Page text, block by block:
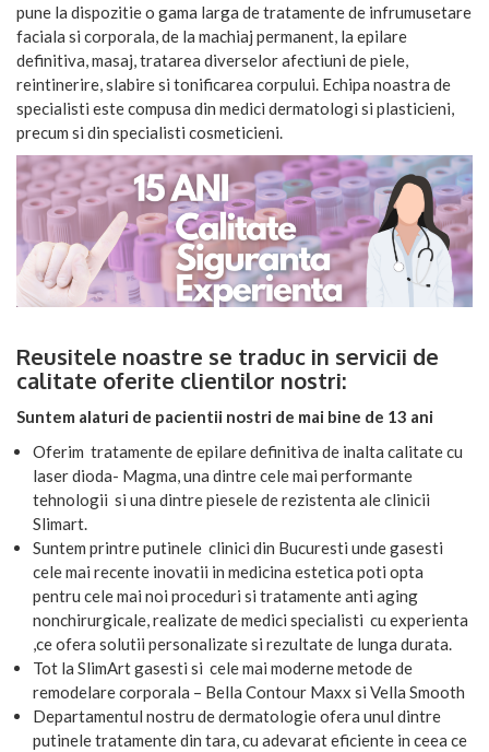
pune la dispozitie o gama larga de tratamente de infrumusetare
faciala si corporala, de la machiaj permanent, la epilare
definitiva, masaj, tratarea diverselor afectiuni de piele,
reintinerire, slabire si tonificarea corpului. Echipa noastra de
specialisti este compusa din medici dermatologi si plasticieni,
precum si din specialisti cosmeticieni.
Reusitele noastre se traduc in servicii de
calitate oferite clientilor nostri:
Suntem alaturi de pacientii nostri de mai bine de 13 ani
Oferim tratamente de epilare definitiva de inalta calitate cu
laser dioda- Magma, una dintre cele mai performante
tehnologii si una dintre piesele de rezistenta ale clinicii
Slimart.
Suntem printre putinele clinici din Bucuresti unde gasesti
cele mai recente inovatii in medicina estetica poti opta
pentru cele mai noi proceduri si tratamente anti aging
nonchirurgicale, realizate de medici specialisti cu experienta
,ce ofera solutii personalizate si rezultate de lunga durata.
Tot la SlimArt gasesti si cele mai moderne metode de
remodelare corporala – Bella Contour Maxx si Vella Smooth
Departamentul nostru de dermatologie ofera unul dintre
putinele tratamente din tara, cu adevarat eficiente in ceea ce